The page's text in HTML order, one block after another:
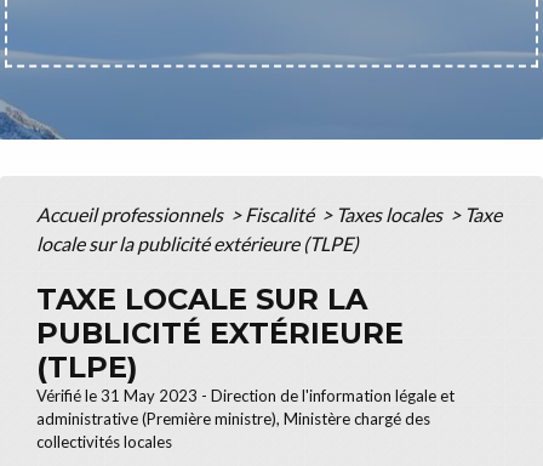
Accueil professionnels > Fiscalité > Taxes locales > Taxe
locale sur la publicité extérieure (TLPE)
TAXE LOCALE SUR LA
PUBLICITÉ EXTÉRIEURE
(TLPE)
Vérifié le 31 May 2023 - Direction de l'information légale et
administrative (Première ministre), Ministère chargé des
collectivités locales